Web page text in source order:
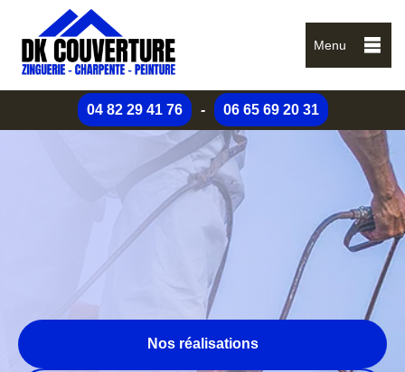
Menu
04 82 29 41 76 - 06 65 69 20 31
Nos réalisations